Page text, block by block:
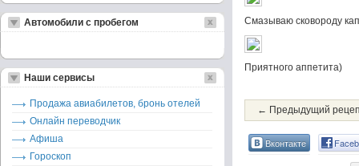
Смазываю сковороду
Приятного аппетита)
← Предыдущий
Вконтакте
Автомобили с пробегом
Наши сервисы
Продажа авиабилетов, бронь отелей
Онлайн переводчик
Афиша
Гороскоп